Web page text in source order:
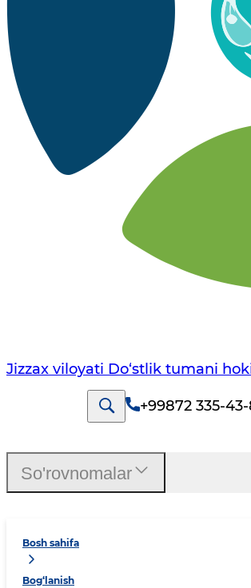
Jizzax viloyati Do‘stlik tumani
+99872 335-
Bosh sahifa
Bog‘lanish
So'rovnomalar